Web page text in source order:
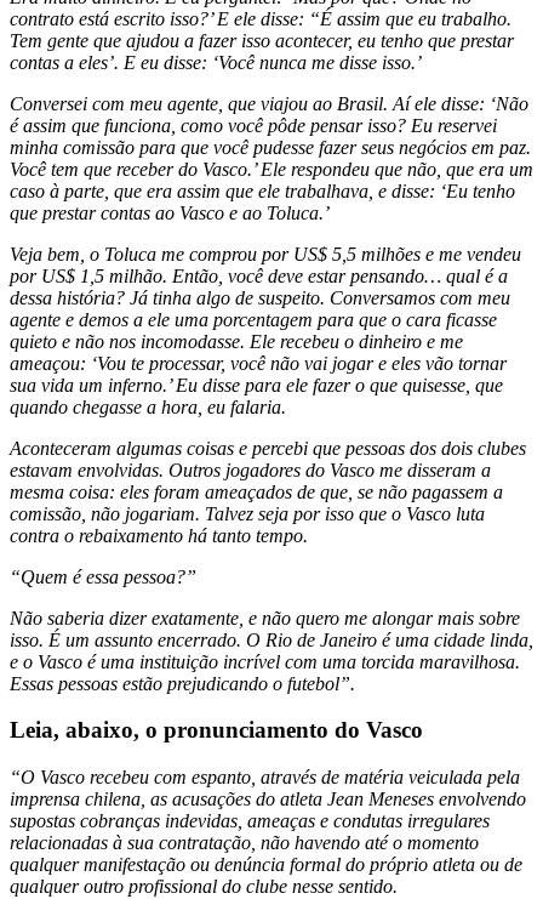
contrato está escrito isso?’ E ele disse: “É assim que eu trabalho.
Tem gente que ajudou a fazer isso acontecer, eu tenho que prestar
contas a eles’. E eu disse: ‘Você nunca me disse isso.’
Conversei com meu agente, que viajou ao Brasil. Aí ele disse: ‘Não
é assim que funciona, como você pôde pensar isso? Eu reservei
minha comissão para que você pudesse fazer seus negócios em paz.
Você tem que receber do Vasco.’ Ele respondeu que não, que era um
caso à parte, que era assim que ele trabalhava, e disse: ‘Eu tenho
que prestar contas ao Vasco e ao Toluca.’
Veja bem, o Toluca me comprou por US$ 5,5 milhões e me vendeu
por US$ 1,5 milhão. Então, você deve estar pensando… qual é a
dessa história? Já tinha algo de suspeito. Conversamos com meu
agente e demos a ele uma porcentagem para que o cara ficasse
quieto e não nos incomodasse. Ele recebeu o dinheiro e me
ameaçou: ‘Vou te processar, você não vai jogar e eles vão tornar
sua vida um inferno.’ Eu disse para ele fazer o que quisesse, que
quando chegasse a hora, eu falaria.
Aconteceram algumas coisas e percebi que pessoas dos dois clubes
estavam envolvidas. Outros jogadores do Vasco me disseram a
mesma coisa: eles foram ameaçados de que, se não pagassem a
comissão, não jogariam. Talvez seja por isso que o Vasco luta
contra o rebaixamento há tanto tempo.
“Quem é essa pessoa?”
Não saberia dizer exatamente, e não quero me alongar mais sobre
isso. É um assunto encerrado. O Rio de Janeiro é uma cidade linda,
e o Vasco é uma instituição incrível com uma torcida maravilhosa.
Essas pessoas estão prejudicando o futebol”.
Leia, abaixo, o pronunciamento do Vasco
“O Vasco recebeu com espanto, através de matéria veiculada pela
imprensa chilena, as acusações do atleta Jean Meneses envolvendo
supostas cobranças indevidas, ameaças e condutas irregulares
relacionadas à sua contratação, não havendo até o momento
qualquer manifestação ou denúncia formal do próprio atleta ou de
qualquer outro profissional do clube nesse sentido.